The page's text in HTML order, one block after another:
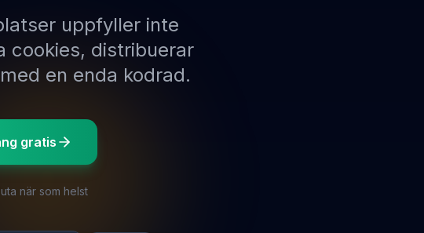
uppfyller inte
cookies, distribuerar
en enda kodrad.
gratis
när som helst